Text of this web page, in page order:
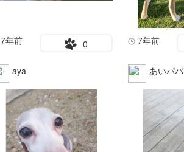
7年前 0 7年前
aya あいパパ